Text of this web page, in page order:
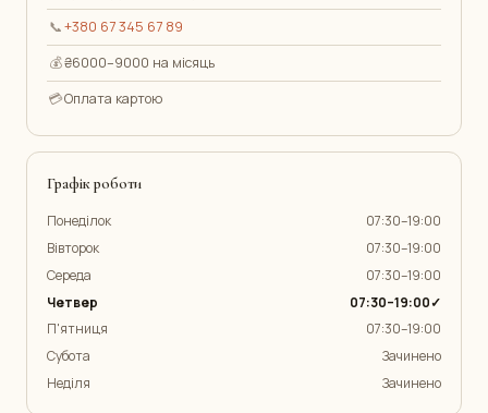
📞+380 67 345 67 89
💰₴6000–9000 на місяць
💳Оплата картою
Графік роботи
Понеділок
07:30–19:00
Вівторок
07:30–19:00
Середа
07:30–19:00
Четвер
07:30–19:00✓
П'ятниця
07:30–19:00
Субота
Зачинено
Неділя
Зачинено